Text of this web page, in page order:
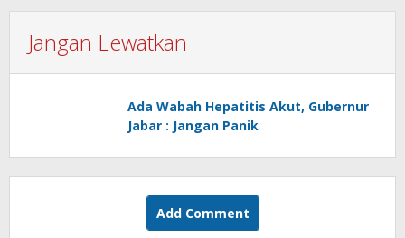
Jangan Lewatkan
Ada Wabah Hepatitis Akut, Gubernur
Jabar : Jangan Panik
Add Comment